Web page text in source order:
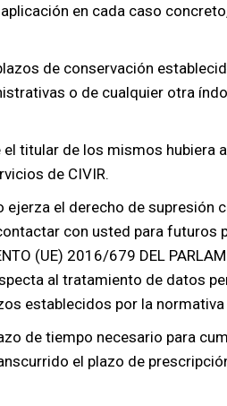
en cada caso
de conservación
o de cualquier otra
titular de los mismos hubiera
de CIVIR.
el derecho de supresión
con usted para futuros
(UE) 2016/679 DEL
al tratamiento de datos
establecidos por la normativa
de tiempo necesario para
el plazo de